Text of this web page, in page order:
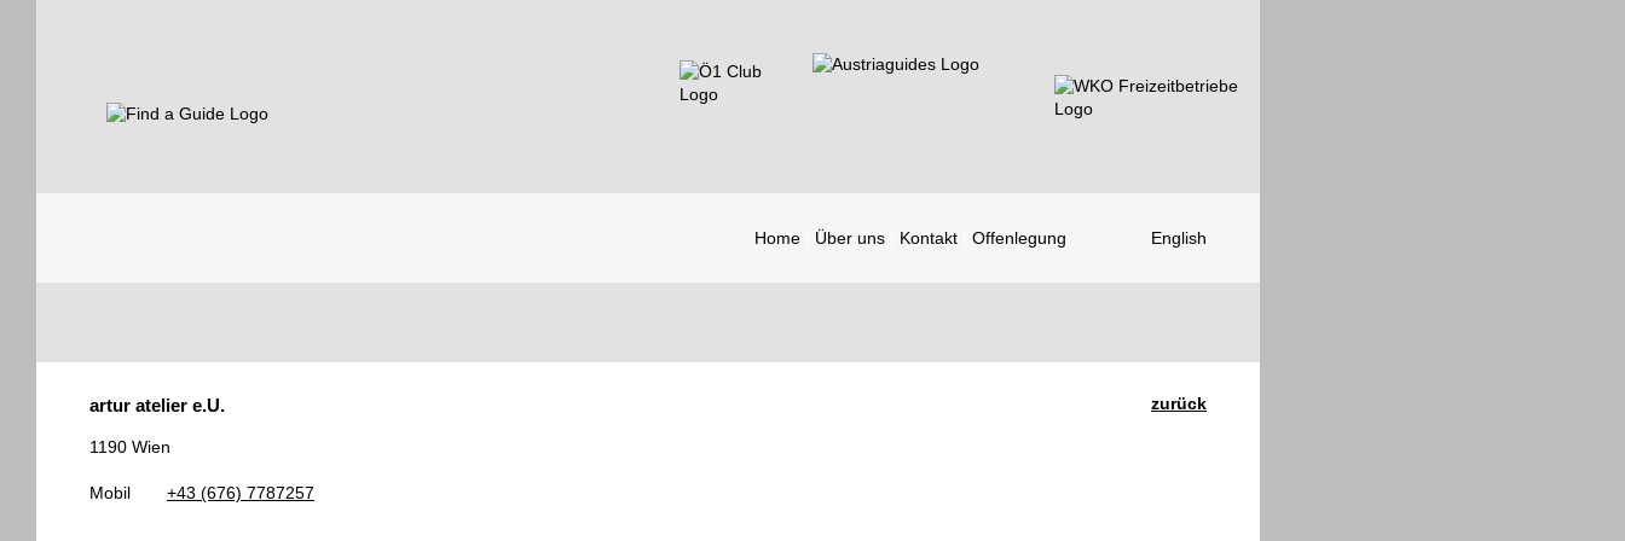
Home Über uns Kontakt Offenlegung English
Guides
zurück
artur atelier e.U.
1190 Wien
Mobil +43 (676) 7787257